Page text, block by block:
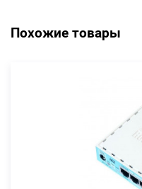
Похожие товары